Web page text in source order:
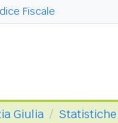
Fiscale
Giulia Statistiche